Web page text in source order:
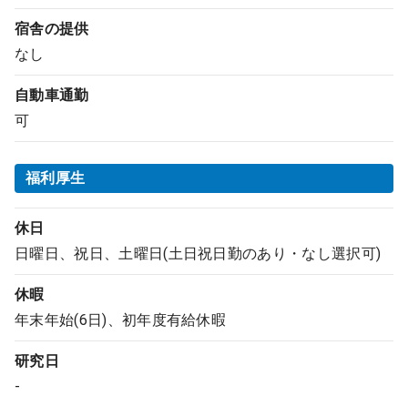
宿舎の提供
なし
自動車通勤
可
福利厚生
休日
日曜日、祝日、土曜日(土日祝日勤のあり・なし選択可)
休暇
年末年始(6日)、初年度有給休暇
研究日
-